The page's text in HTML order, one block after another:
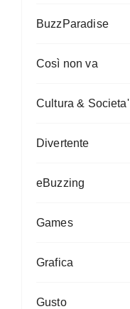
BuzzParadise
Così non va
Cultura & Societa'
Divertente
eBuzzing
Games
Grafica
Gusto